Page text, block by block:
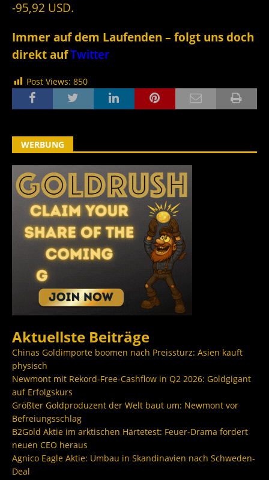
-95,92 USD.
Immer auf dem Laufenden – folgt uns doch
direkt aufTwitter
Post Views: 850
WERBUNG
Aktuellste Beiträge
Chinas Goldimporte boomen nach Preissturz: Asien kauft
physisch
Newmont mit Rekord-Free-Cashflow in Q2 2026: Goldgigant
auf Erfolgskurs
Größter Goldproduzent der Welt baut um: Newmont vor
Befreiungsschlag
B2Gold Aktie im arktischen Härtetest: Feuer-Drama fordert
neuen CEO heraus
Agnico Eagle Aktie: Umbau in Skandinavien nach Schweden-
Deal